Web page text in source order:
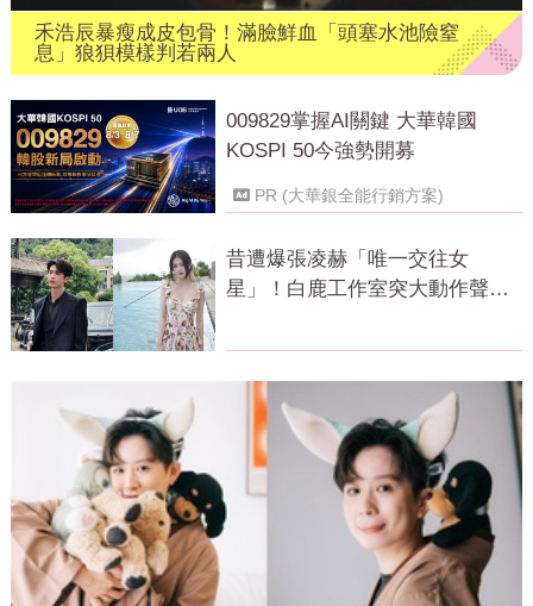
禾浩辰暴瘦成皮包骨！滿臉鮮血「頭塞水池險窒
息」狼狽模樣判若兩人
009829掌握AI關鍵 大華韓國
KOSPI 50今強勢開募
PR (大華銀全能行銷方案)
昔遭爆張凌赫「唯一交往女
星」！白鹿工作室突大動作聲